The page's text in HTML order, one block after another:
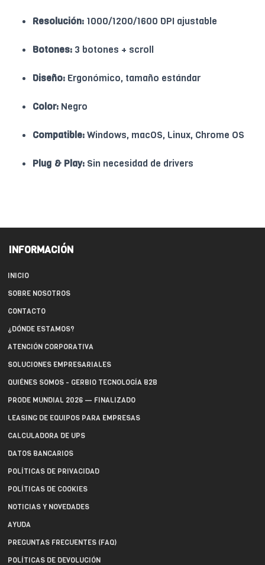
Resolución: 1000/1200/1600 DPI ajustable
Botones: 3 botones + scroll
Diseño: Ergonómico, tamaño estándar
Color: Negro
Compatible:Windows, macOS, Linux, Chrome OS
Plug & Play: Sin necesidad de drivers
INFORMACIÓN
INICIO
SOBRE NOSOTROS
CONTACTO
¿DÓNDE ESTAMOS?
ATENCIÓN CORPORATIVA
SOLUCIONES EMPRESARIALES
QUIÉNES SOMOS - GERBIO TECNOLOGÍA B2B
PRODE MUNDIAL 2026 — FINALIZADO
LEASING DE EQUIPOS PARA EMPRESAS
CALCULADORA DE UPS
DATOS BANCARIOS
POLÍTICAS DE PRIVACIDAD
POLÍTICAS DE COOKIES
NOTICIAS Y NOVEDADES
AYUDA
PREGUNTAS FRECUENTES (FAQ)
POLÍTICAS DE DEVOLUCIÓN